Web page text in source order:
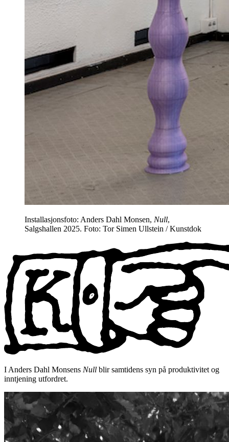
Installasjonsfoto: Anders Dahl Monsen, Null,
Salgshallen 2025. Foto: Tor Simen Ullstein / Kunstdok
I Anders Dahl Monsens Null blir samtidens syn på produktivitet og
inntjening utfordret.